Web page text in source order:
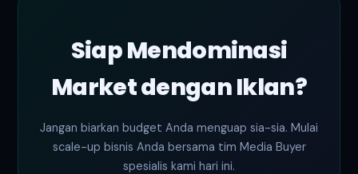
Anda sendiri.
Siap Mendominasi
Market dengan Iklan?
Jangan biarkan budget Anda menguap sia-sia. Mulai
scale-up bisnis Anda bersama tim Media Buyer
spesialis kami hari ini.